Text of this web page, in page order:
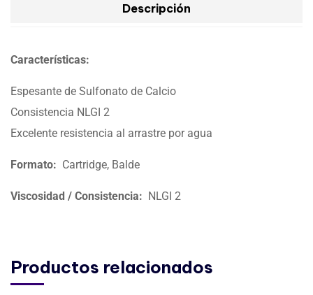
Descripción
Características:
Espesante de Sulfonato de Calcio
Consistencia NLGI 2
Excelente resistencia al arrastre por agua
Formato: Cartridge, Balde
Viscosidad / Consistencia: NLGI 2
Productos relacionados